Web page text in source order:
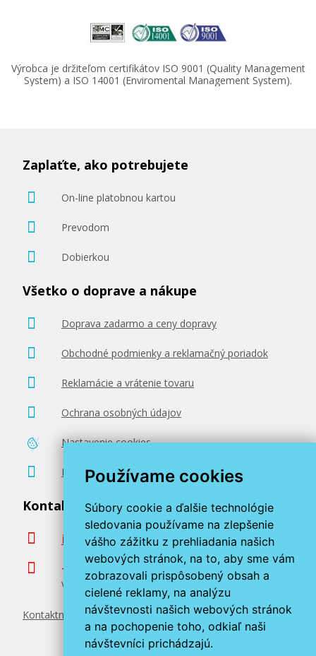
Používame cookies
Súbory cookie a ďalšie technológie
sledovania používame na zlepšenie
vášho zážitku z prehliadania našich
webových stránok, na to, aby sme vám
zobrazovali prispôsobený obsah a
cielené reklamy, na analýzu
návštevnosti našich webových stránok
a na pochopenie toho, odkiaľ naši
návštevníci prichádzajú.
Výrobca je držiteľom certifikátov ISO 9001 (Quality Management
System) a ISO 14001 (Enviromental Management System).
Zaplaťte, ako potrebujete
On-line platobnou kartou
Prevodom
Dobierkou
Všetko o doprave a nákupe
Doprava zadarmo a ceny dopravy
Obchodné podmienky a reklamačný poriadok
Reklamácie a vrátenie tovaru
Ochrana osobných údajov
Nastavenie cookies
Poradenstvo zadarmo
Kontaktujte nás
info@miroluk.sk
+420 377 222 313
Volajte v pracovné dni od 8. do 17. hod.
Kontaktné údaje